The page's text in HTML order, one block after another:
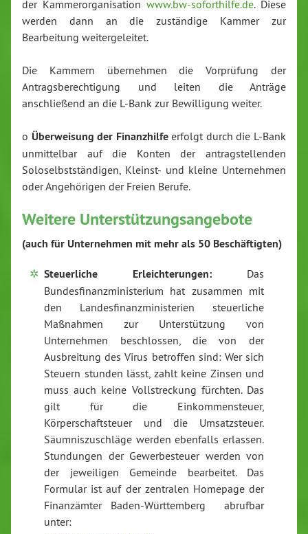
der Kammerorganisation www.bw-soforthilfe.de. Diese
werden dann an die zuständige Kammer zur
Bearbeitung weitergeleitet.
Die Kammern übernehmen die Vorprüfung der
Antragsberechtigung und leiten die Anträge
anschließend an die L-Bank zur Bewilligung weiter.
o Überweisung der Finanzhilfeerfolgt durch die L-Bank
unmittelbar auf die Konten der antragstellenden
Soloselbstständigen, Kleinst- und kleine Unternehmen
oder Angehörigen der Freien Berufe.
Weitere Unterstützungsangebote
(auch für Unternehmen mit mehr als 50 Beschäftigten)
Steuerliche Erleichterungen: Das
Bundesfinanzministerium hat zusammen mit
den Landesfinanzministerien steuerliche
Maßnahmen zur Unterstützung von
Unternehmen beschlossen, die von der
Ausbreitung des Virus betroffen sind: Wer sich
Steuern stunden lässt, zahlt keine Zinsen und
muss auch keine Vollstreckung fürchten. Das
gilt für die Einkommensteuer,
Körperschaftsteuer und die Umsatzsteuer.
Säumniszuschläge werden ebenfalls erlassen.
Stundungen der Gewerbesteuer werden von
der jeweiligen Gemeinde bearbeitet. Das
Formular ist auf der zentralen Homepage der
Finanzämter Baden-Württemberg abrufbar
unter: